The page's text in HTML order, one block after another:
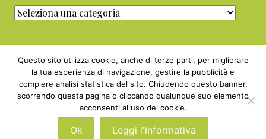
Categorie
Copyright © 2010 - 2026 BabyGreen™ ·
P.IVA 05829800969 · Webmaster
Nexnova.net
Questo sito utilizza cookie, anche di terze parti, per migliorare
la tua esperienza di navigazione, gestire la pubblicità e
compiere analisi statistica del sito. Chiudendo questo banner,
scorrendo questa pagina o cliccando qualunque suo elemento
acconsenti all’uso dei cookie.
Ok Leggi l'informativa